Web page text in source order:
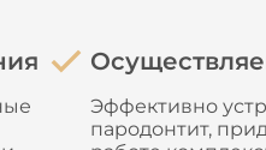
Эффективно
пародонтит,